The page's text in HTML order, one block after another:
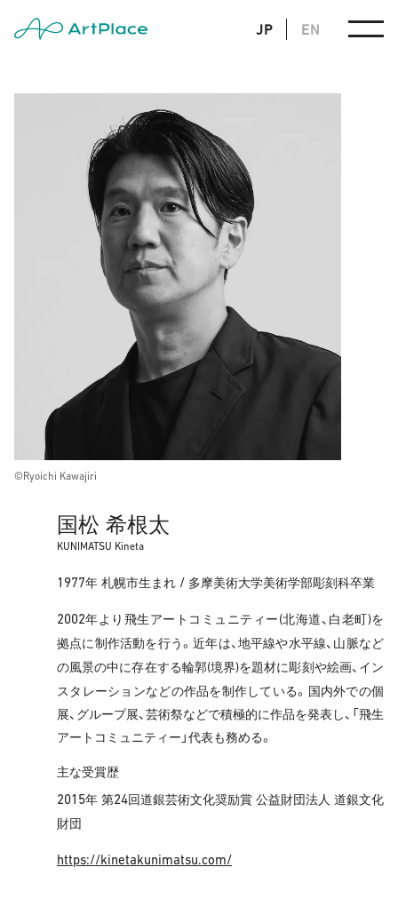
JP EN
©️Ryoichi Kawajiri
国松 希根太
KUNIMATSU Kineta
1977年 札幌市生まれ / 多摩美術大学美術学部彫刻科卒業
2002年より飛生アートコミュニティー(北海道、白老町)を
拠点に制作活動を行う。近年は、地平線や水平線、山脈など
の風景の中に存在する輪郭(境界)を題材に彫刻や絵画、イン
スタレーションなどの作品を制作している。国内外での個
展、グループ展、芸術祭などで積極的に作品を発表し、「飛生
アートコミュニティー」代表も務める。
主な受賞歴
2015年 第24回道銀芸術文化奨励賞 公益財団法人 道銀文化
財団
https://kinetakunimatsu.com/